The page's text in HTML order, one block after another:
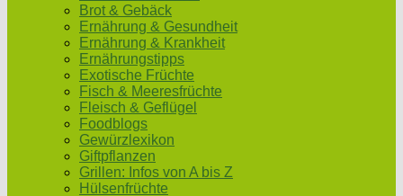
Brot & Gebäck
Ernährung & Gesundheit
Ernährung & Krankheit
Ernährungstipps
Exotische Früchte
Fisch & Meeresfrüchte
Fleisch & Geflügel
Foodblogs
Gewürzlexikon
Giftpflanzen
Grillen: Infos von A bis Z
Hülsenfrüchte